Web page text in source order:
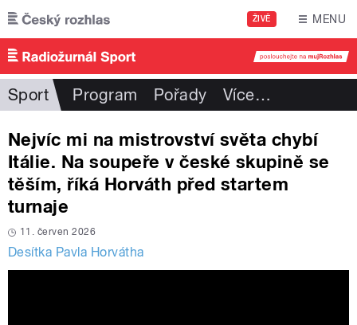
Přejít k hlavnímu obsahu
ŽIVĚ MENU
Sport Program Pořady Více…
Nejvíc mi na mistrovství světa chybí
Itálie. Na soupeře v české skupině se
těším, říká Horváth před startem
turnaje
11. červen 2026
Desítka Pavla Horvátha